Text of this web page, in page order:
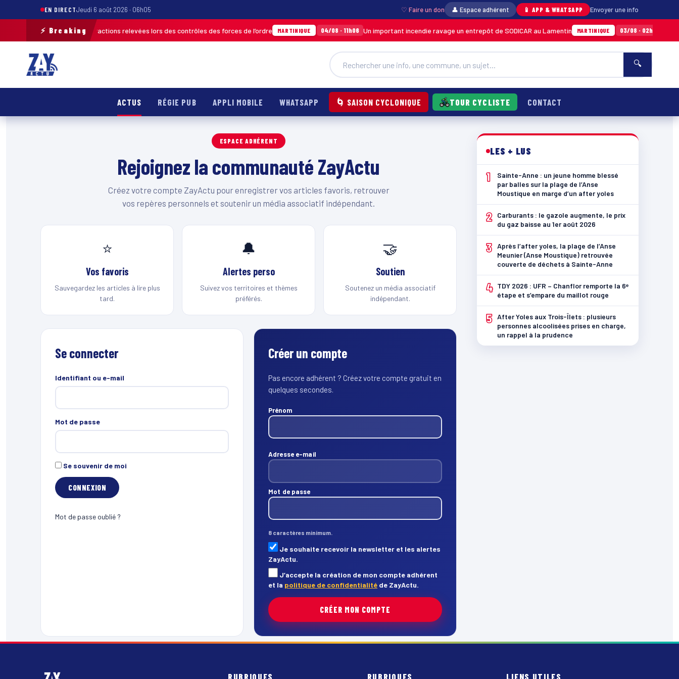
EN DIRECTJeudi 6 août 2026 · 06h05 ♡ Faire un don 👤 Espace adhérent 📱 APP & WHATSAPP Envoyer une info
⚡ Breaking
2026 : plus de 120 infractions relevées lors des contrôles des forces de l’ordre MARTINIQUE 04/08 · 11h06 Un important incendie ravage un entrepôt de SODICAR au Lamentin MARTINIQUE 03/08 · 02h24
🔍
ACTUS RÉGIE PUB APPLI MOBILE WHATSAPP 🌀 SAISON CYCLONIQUE TOUR CYCLISTE CONTACT
ESPACE ADHÉRENT
Rejoignez la communauté ZayActu
Créez votre compte ZayActu pour enregistrer vos articles favoris, retrouver
vos repères personnels et soutenir un média associatif indépendant.
⭐
Vos favoris
Sauvegardez les articles à lire plus
tard.
🔔
Alertes perso
Suivez vos territoires et thèmes
préférés.
🤝
Soutien
Soutenez un média associatif
indépendant.
Se connecter
Identifiant ou e-mail
Mot de passe
Se souvenir de moi
Mot de passe oublié ?
Créer un compte
Pas encore adhérent ? Créez votre compte gratuit en
quelques secondes.
Prénom
Adresse e-mail
Mot de passe
8 caractères minimum.
Je souhaite recevoir la newsletter et les alertes
ZayActu.
J’accepte la création de mon compte adhérent
et la politique de confidentialité de ZayActu.
CRÉER MON COMPTE
LES + LUS
1
Sainte-Anne : un jeune homme blessé
par balles sur la plage de l’Anse
Moustique en marge d’un after yoles
2
Carburants : le gazole augmente, le prix
du gaz baisse au 1er août 2026
3 Après l’after yoles, la plage de l’Anse
Meunier (Anse Moustique) retrouvée
couverte de déchets à Sainte-Anne
4 TDY 2026 : UFR – Chanflor remporte la 6ᵉ
étape et s’empare du maillot rouge
5 After Yoles aux Trois-Îlets : plusieurs
personnes alcoolisées prises en charge,
un rappel à la prudence
RUBRIQUES RUBRIQUES LIENS UTILES